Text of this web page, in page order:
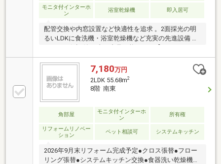
モニタ付インターホ
ン
浴室乾燥機 即入居可
配管交換や内窓設置など快適性を追求 。2面採光の明
るいLDKに食洗機・浴室乾燥機など充実の先進設備 。
HOUSE CLUBでのアフターサービス】 ご購入
後の「おウチ」と「お金」のご相談窓口をご用意して
おります！・金利上昇時のリスクヘッジ、借換え相
談、繰上返済のタイミング、各種保険の見直し・・・
ス・・・etcまずはお気軽に現地をご覧下さいませ。物
件の詳細について、ご見学希望のお客様は下記番号ま
でお気軽にご連絡下さい。お問い合わせ専用フリーダ
イヤル ： ０１２０－０６８－１０１
7,180万円
2LDK 55.68m2
8階 南東
角部屋
モニタ付インターホ
ン
所有権
リフォームリノベー
ション
ペット相談可 システムキッチン
2026年9月末リフォーム完成予定●クロス張替●フロー
リング張替●システムキッチン交換●食器洗い乾燥機付